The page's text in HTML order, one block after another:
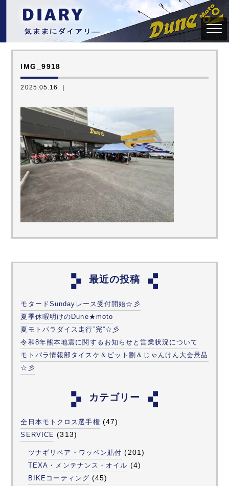
IMG_9918
2025.05.16 ｜
最近の投稿
モタードSundayレース受付開始☆彡
夏季休暇明けのDune★moto
夏モトパラダイス走行”完”☆彡
令和8年熊本地震に関するお知らせと営業状況について
モトパラ情報部タイスケ＆ピット割＆じゃんけん大会景品
☆彡
カテゴリー
全日本モトクロス選手権 (47)
SERVICE (313)
ツナギリペア・ワッペン貼付 (201)
TEXA・メンテナンス・オイル (4)
BIKEコーティング (45)